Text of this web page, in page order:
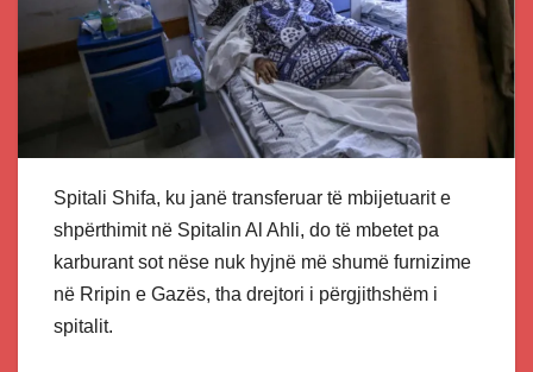
Spitali Shifa, ku janë transferuar të mbijetuarit e
shpërthimit në Spitalin Al Ahli, do të mbetet pa
karburant sot nëse nuk hyjnë më shumë furnizime
në Rripin e Gazës, tha drejtori i përgjithshëm i
spitalit.